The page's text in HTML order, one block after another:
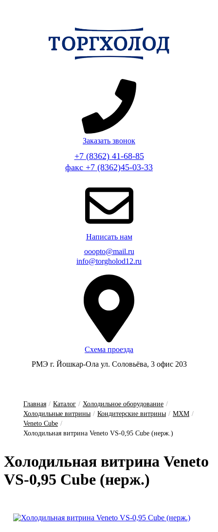
Заказать звонок
+7 (8362) 41-68-85
факс +7 (8362)45-03-33
Написать нам
ooopto@mail.ru
info@torgholod12.ru
Схема проезда
РМЭ г. Йошкар-Ола ул. Соловьёва, 3 офис 203
Главная / Каталог / Холодильное оборудование /
Холодильные витрины / Кондитерские витрины / МХМ /
Veneto Cube /
Холодильная витрина Veneto VS-0,95 Cube (нерж.)
Хо­ло­диль­ная вит­ри­на Veneto
VS-0,95 Cube (нерж.)